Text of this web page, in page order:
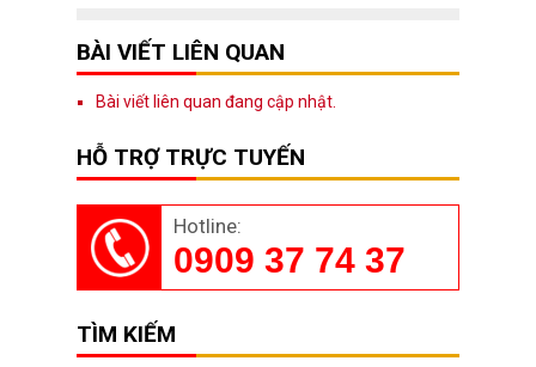
BÀI VIẾT LIÊN QUAN
Bài viết liên quan đang cập nhật.
HỖ TRỢ TRỰC TUYẾN
Hotline:
0909 37 74 37
TÌM KIẾM